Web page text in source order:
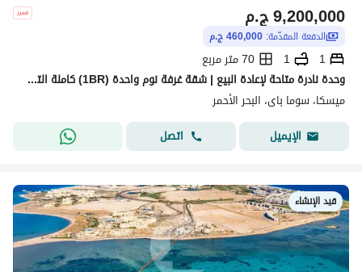
ج.م9,200,000
الدفعة المقدّمة: 460,000 ج.م
1
1
70 متر مربع
وحدة نادرة متاحة لإعادة البيع | شقة غرفة نوم واحدة (1BR) كاملة التشطيب في ميسكا – سوما باي | بسعر 9.2 مليون جنيه مصري بعد خصم 20%
ميسكا، سوما باى، البحر الأحمر
الإيميل
اتصل
قيد الإنشاء